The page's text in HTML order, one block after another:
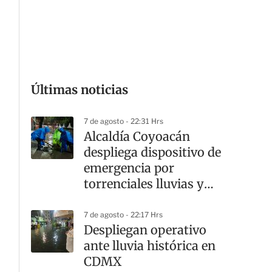
Últimas noticias
7 de agosto - 22:31 Hrs
Alcaldía Coyoacán
despliega dispositivo de
emergencia por
torrenciales lluvias y
7 de agosto - 22:17 Hrs
Despliegan operativo
ante lluvia histórica en
CDMX